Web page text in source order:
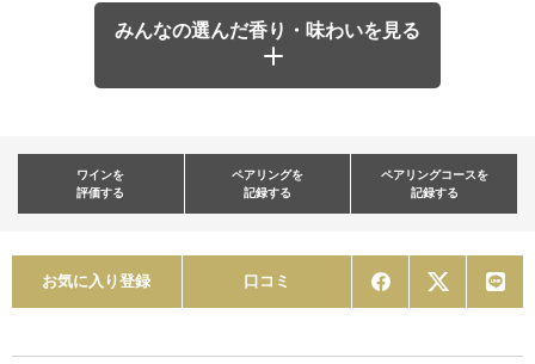
みんなの選んだ香り・味わいを見る
ワインを
評価する
ペアリングを
記録する
ペアリングコースを
記録する
お気に入り登録 口コミ